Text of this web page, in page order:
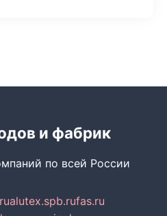
и фабрик
по всей России
alutex.spb.rufas.ru